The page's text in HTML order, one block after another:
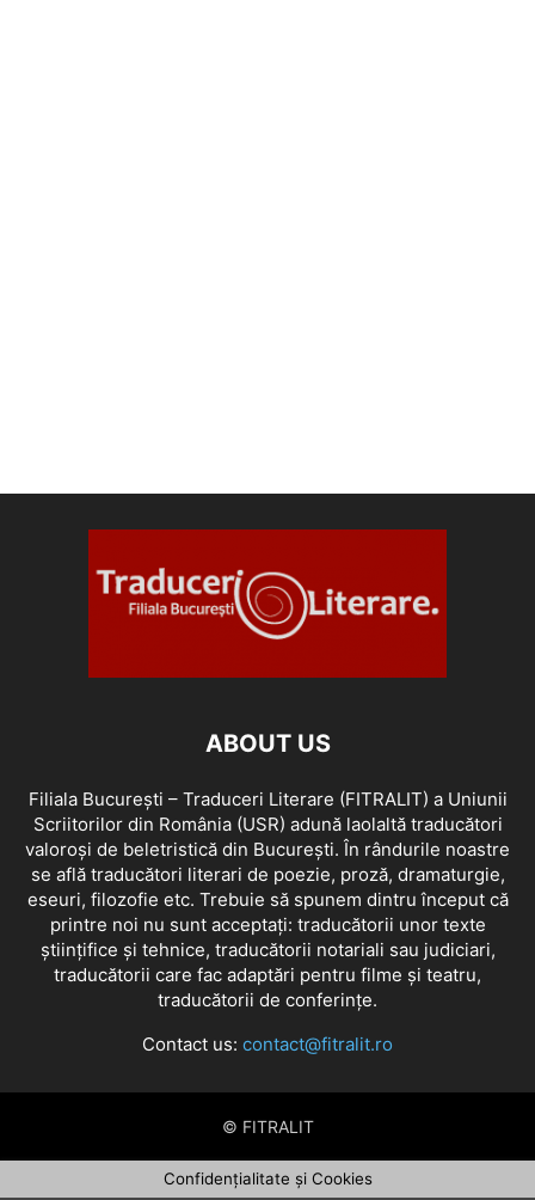
ABOUT US
Filiala București – Traduceri Literare (FITRALIT) a Uniunii
Scriitorilor din România (USR) adună laolaltă traducători
valoroși de beletristică din București. În rândurile noastre
se află traducători literari de poezie, proză, dramaturgie,
eseuri, filozofie etc. Trebuie să spunem dintru început că
printre noi nu sunt acceptați: traducătorii unor texte
științifice și tehnice, traducătorii notariali sau judiciari,
traducătorii care fac adaptări pentru filme și teatru,
traducătorii de conferințe.
Contact us: contact@fitralit.ro
© FITRALIT
Confidențialitate și Cookies